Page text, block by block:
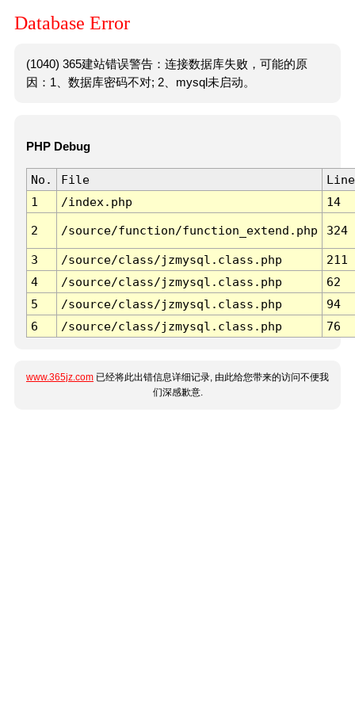
Database Error
(1040) 365建站错误警告：连接数据库失败，可能的原
因：1、数据库密码不对; 2、mysql未启动。
PHP Debug
No. File
Line
1
/index.php 14
2 /source/function/function_extend.php 324
3 /source/class/jzmysql.class.php
211
4
/source/class/jzmysql.class.php
62
5
/source/class/jzmysql.class.php
94
6
/source/class/jzmysql.class.php 76
www.365jz.com 已经将此出错信息详细记录, 由此给您带来的访问不便我
们深感歉意.